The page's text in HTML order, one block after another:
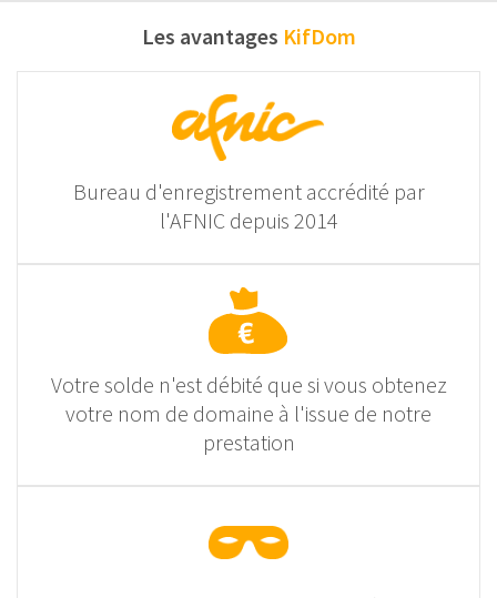
Les avantages KifDom
Bureau d'enregistrement accrédité par
l'AFNIC depuis 2014
Votre solde n'est débité que si vous obtenez
votre nom de domaine à l'issue de notre
prestation